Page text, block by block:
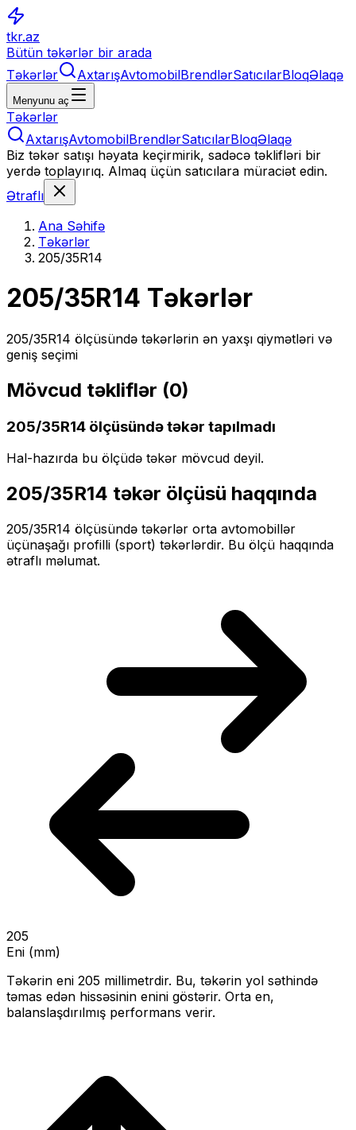
tkr.az
Bütün təkərlər bir arada
Təkərlər
AxtarışAvtomobilBrendlərSatıcılarBloqƏlaqə
Menyunu aç
Təkərlər
AxtarışAvtomobilBrendlərSatıcılarBloqƏlaqə
Biz təkər satışı həyata keçirmirik, sadəcə təklifləri bir
yerdə toplayırıq. Almaq üçün satıcılara müraciət edin.
Ətraflı
Ana Səhifə
Təkərlər
205/35R14
205/35R14 Təkərlər
205/35R14 ölçüsündə təkərlərin ən yaxşı qiymətləri və
geniş seçimi
Mövcud təkliflər (0)
205/35R14 ölçüsündə təkər tapılmadı
Hal-hazırda bu ölçüdə təkər mövcud deyil.
205/35R14 təkər ölçüsü haqqında
205/35R14 ölçüsündə təkərlər orta avtomobillər
üçünaşağı profilli (sport) təkərlərdir. Bu ölçü haqqında
ətraflı məlumat.
205
Eni (mm)
Təkərin eni 205 millimetrdir. Bu, təkərin yol səthində
təmas edən hissəsinin enini göstərir. Orta en,
balanslaşdırılmış performans verir.